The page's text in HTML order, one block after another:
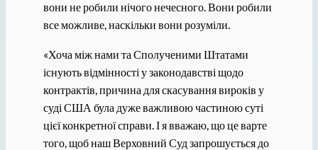
вони не робили нічого нечесного. Вони робили
все можливе, наскільки вони розуміли.
«Хоча між нами та Сполученими Штатами
існують відмінності у законодавстві щодо
контрактів, причина для скасування вироків у
суді США була дуже важливою частиною суті
цієї конкретної справи. І я вважаю, що це варте
того, щоб наш Верховний Суд запрошується до